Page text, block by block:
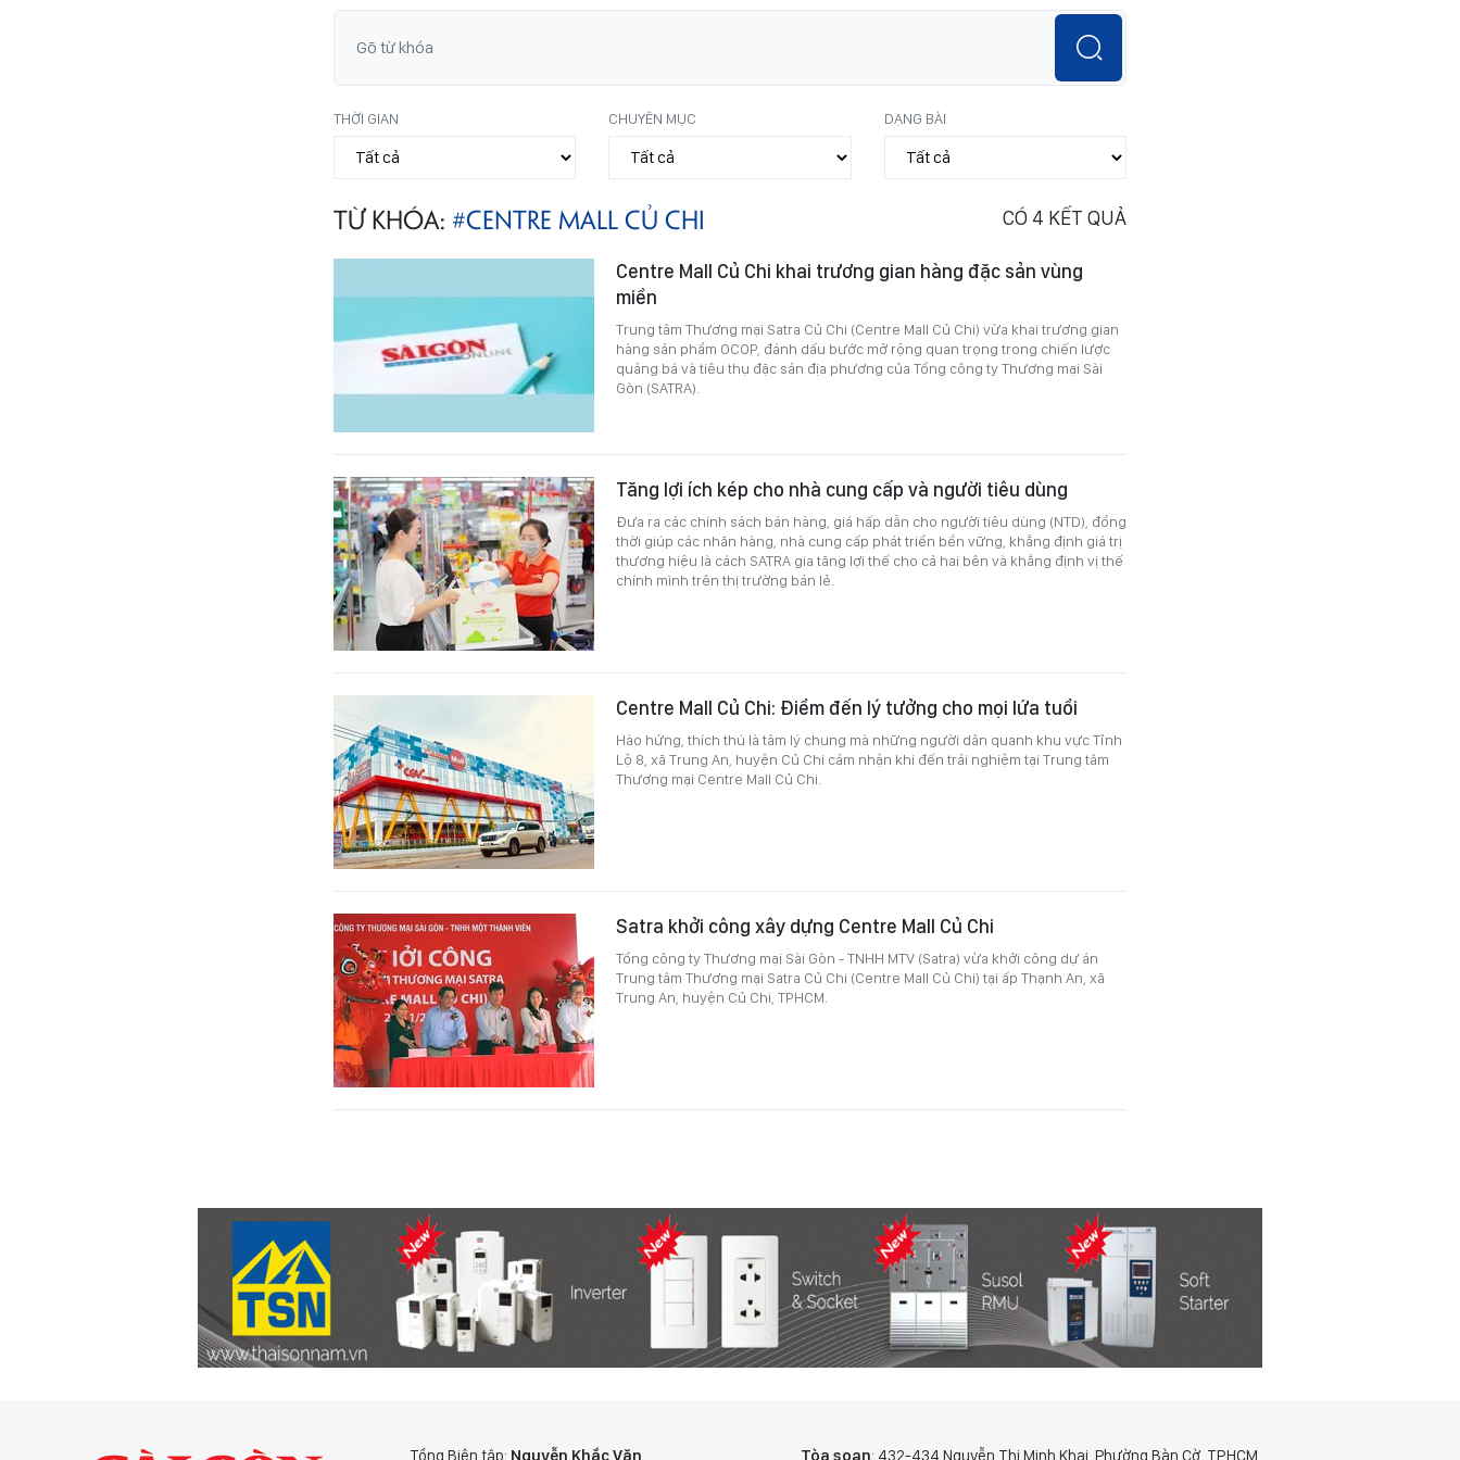
THỜI GIAN CHUYÊN MỤC DẠNG BÀI
TỪ KHÓA: #CENTRE MALL CỦ CHI CÓ 4 KẾT QUẢ
Centre Mall Củ Chi khai trương gian hàng đặc sản vùng
miền
Trung tâm Thương mại Satra Củ Chi (Centre Mall Củ Chi) vừa khai trương gian
hàng sản phẩm OCOP, đánh dấu bước mở rộng quan trọng trong chiến lược
quảng bá và tiêu thụ đặc sản địa phương của Tổng công ty Thương mại Sài
Gòn (SATRA).
Tăng lợi ích kép cho nhà cung cấp và người tiêu dùng
Đưa ra các chính sách bán hàng, giá hấp dẫn cho người tiêu dùng (NTD), đồng
thời giúp các nhãn hàng, nhà cung cấp phát triển bền vững, khẳng định giá trị
thương hiệu là cách SATRA gia tăng lợi thế cho cả hai bên và khẳng định vị thế
chính mình trên thị trường bán lẻ.
Centre Mall Củ Chi: Điểm đến lý tưởng cho mọi lứa tuổi
Hào hứng, thích thú là tâm lý chung mà những người dân quanh khu vực Tỉnh
Lộ 8, xã Trung An, huyện Củ Chi cảm nhận khi đến trải nghiệm tại Trung tâm
Thương mại Centre Mall Củ Chi.
Satra khởi công xây dựng Centre Mall Củ Chi
Tổng công ty Thương mại Sài Gòn - TNHH MTV (Satra) vừa khởi công dự án
Trung tâm Thương mại Satra Củ Chi (Centre Mall Củ Chi) tại ấp Thạnh An, xã
Trung An, huyện Củ Chi, TPHCM.
Tổng Biên tập: Nguyễn Khắc Văn Tòa soạn: 432-434 Nguyễn Thị Minh Khai, Phường Bàn Cờ, TP.HCM